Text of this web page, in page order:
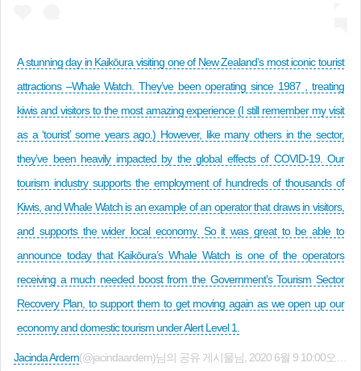
A stunning day in Kaikōura visiting one of New Zealand’s most iconic tourist
attractions –Whale Watch. They’ve been operating since 1987 , treating
kiwis and visitors to the most amazing experience (I still remember my visit
as a ‘tourist’ some years ago.) However, like many others in the sector,
they’ve been heavily impacted by the global effects of COVID-19. Our
tourism industry supports the employment of hundreds of thousands of
Kiwis, and Whale Watch is an example of an operator that draws in visitors,
and supports the wider local economy. So it was great to be able to
announce today that Kaikōura’s Whale Watch is one of the operators
receiving a much needed boost from the Government’s Tourism Sector
Recovery Plan, to support them to get moving again as we open up our
economy and domestic tourism under Alert Level 1.
Jacinda Ardern(@jacindaardern)님의 공유 게시물님, 2020 6월 9 10:00오후 PDT